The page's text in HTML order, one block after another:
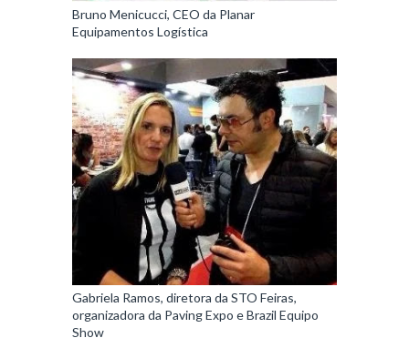
Bruno Menicucci, CEO da Planar
Equipamentos Logística
Gabriela Ramos, diretora da STO Feiras,
organizadora da Paving Expo e Brazil Equipo
Show